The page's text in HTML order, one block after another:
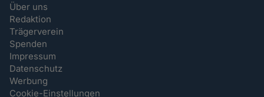
Über uns
Redaktion
Trägerverein
Spenden
Impressum
Datenschutz
Werbung
Cookie-Einstellungen